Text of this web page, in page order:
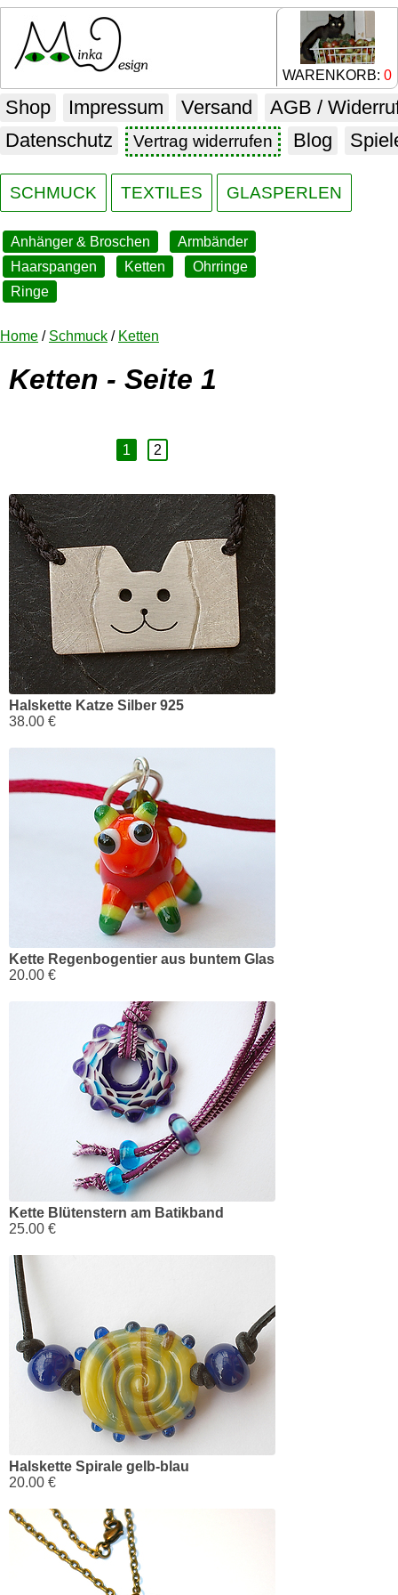
WARENKORB: 0
Shop Impressum Versand
AGB /
Datenschutz
Vertrag widerrufen Blog
SCHMUCK TEXTILES GLASPERLEN
Anhänger & Broschen
Armbänder
Haarspangen
Ketten
Ohrringe
Ringe
Home / Schmuck / Ketten
Ketten - Seite 1
1 2
Halskette Katze Silber 925
38.00 €
Kette Regenbogentier aus buntem Glas
20.00 €
Kette Blütenstern am Batikband
25.00 €
Halskette Spirale gelb-blau
20.00 €